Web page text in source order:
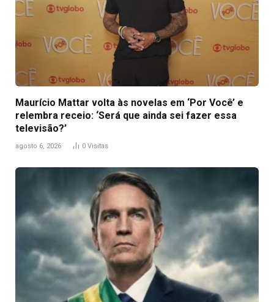
Maurício Mattar volta às novelas em ‘Por Você’ e
relembra receio: ‘Será que ainda sei fazer essa
televisão?’
agosto 6, 2026 0 Visitas